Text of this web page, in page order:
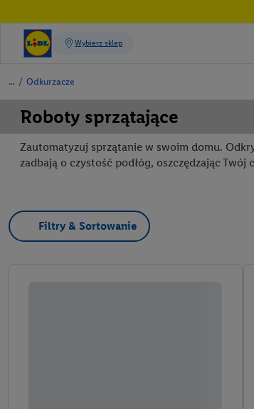
/ Odkurzacze
Roboty sprzątające
Zautomatyzuj sprzątanie w swoim domu.
zadbają o czystość podłóg, oszczędzając
Filtry & Sortowanie